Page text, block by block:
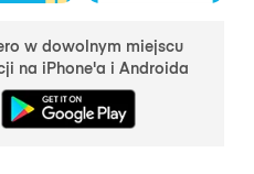
w dowolnym miejscu
na iPhone'a i Androida